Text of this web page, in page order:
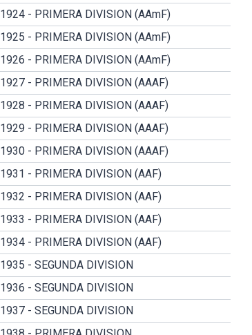
1924 - PRIMERA DIVISION (AAmF)
1925 - PRIMERA DIVISION (AAmF)
1926 - PRIMERA DIVISION (AAmF)
1927 - PRIMERA DIVISION (AAAF)
1928 - PRIMERA DIVISION (AAAF)
1929 - PRIMERA DIVISION (AAAF)
1930 - PRIMERA DIVISION (AAAF)
1931 - PRIMERA DIVISION (AAF)
1932 - PRIMERA DIVISION (AAF)
1933 - PRIMERA DIVISION (AAF)
1934 - PRIMERA DIVISION (AAF)
1935 - SEGUNDA DIVISION
1936 - SEGUNDA DIVISION
1937 - SEGUNDA DIVISION